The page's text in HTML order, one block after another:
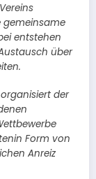
gemeinsame
entstehen
über
der
Form von
Anreiz